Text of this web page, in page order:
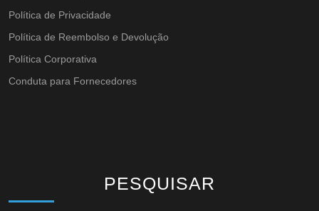
Política de Privacidade
Política de Reembolso e Devolução
Política Corporativa
Conduta para Fornecedores
PESQUISAR